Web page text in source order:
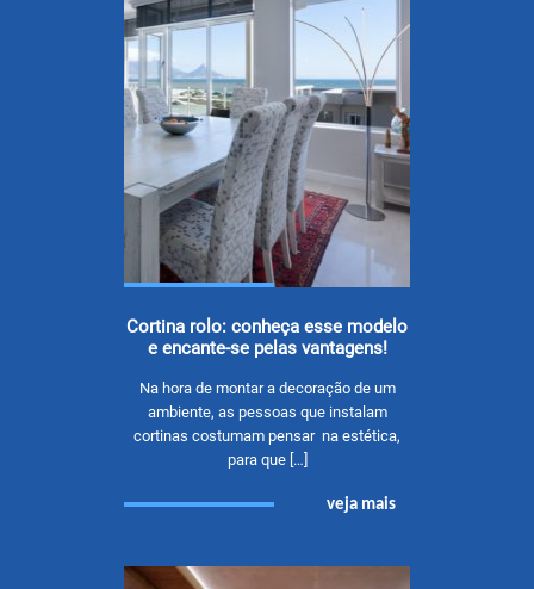
Cortina rolo: conheça esse modelo
e encante-se pelas vantagens!
Na hora de montar a decoração de um
ambiente, as pessoas que instalam
cortinas costumam pensar na estética,
para que […]
veja mais